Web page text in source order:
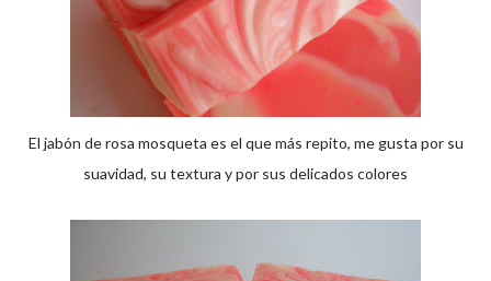
El jabón de rosa mosqueta es el que más repito, me gusta por su
suavidad, su textura y por sus delicados colores